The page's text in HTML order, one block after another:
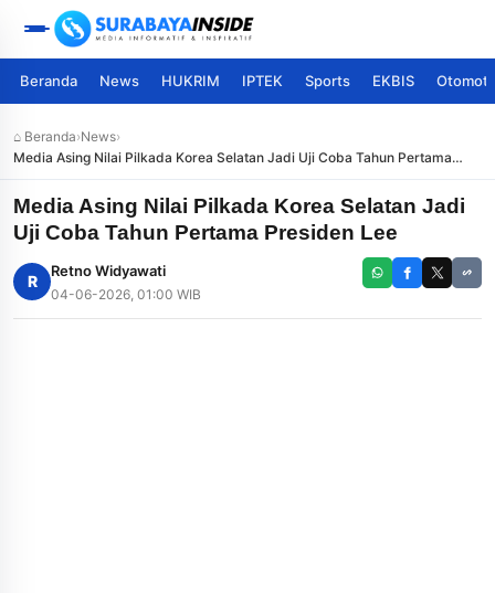
Beranda News HUKRIM IPTEK Sports EKBIS
⌂ Beranda›News›
Media Asing Nilai Pilkada Korea Selatan Jadi Uji Coba Tahun Pertama
Presiden Lee
Media Asing Nilai Pilkada Korea Selatan Jadi
Uji Coba Tahun Pertama Presiden Lee
R
Retno Widyawati
04-06-2026, 01:00 WIB